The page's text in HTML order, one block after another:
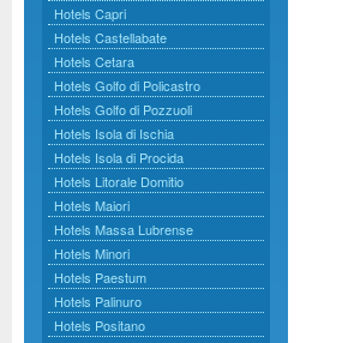
Hotels Capri
Hotels Castellabate
Hotels Cetara
Hotels Golfo di Policastro
Hotels Golfo di Pozzuoli
Hotels Isola di Ischia
Hotels Isola di Procida
Hotels Litorale Domitio
Hotels Maiori
Hotels Massa Lubrense
Hotels Minori
Hotels Paestum
Hotels Palinuro
Hotels Positano